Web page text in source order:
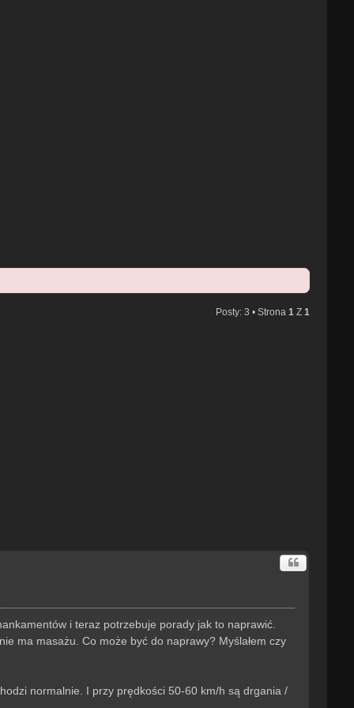
Posty: 3 • Strona1 Z1
i teraz potrzebuje porady jak to naprawić.
ma masażu. Co może być do naprawy? Myślałem czy
normalnie. I przy prędkości 50-60 km/h są drgania /